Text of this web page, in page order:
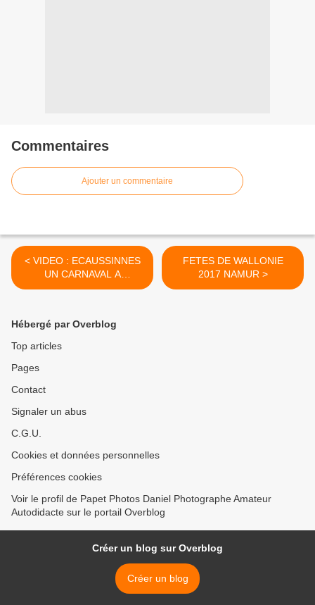
Commentaires
Ajouter un commentaire
< VIDEO : ECAUSSINNES
UN CARNAVAL A
CHAPEAUX A VOIR
FETES DE WALLONIE
2017 NAMUR >
Hébergé par Overblog
Top articles
Pages
Contact
Signaler un abus
C.G.U.
Cookies et données personnelles
Préférences cookies
Voir le profil de Papet Photos Daniel Photographe Amateur
Autodidacte sur le portail Overblog
Créer un blog sur Overblog
Créer un blog